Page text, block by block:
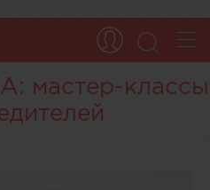
мастер-классы